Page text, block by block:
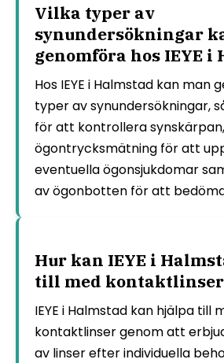
Vilka typer av
synundersökningar
genomföra hos IEYE i
Hos IEYE i Halmstad kan man
typer av synundersökningar,
för att kontrollera synskärpan,
ögontrycksmätning för att
eventuella ögonsjukdomar
av ögonbotten för att
Hur kan IEYE i
till med
IEYE i Halmstad kan hjälpa till
kontaktlinser genom att
av linser efter individuella